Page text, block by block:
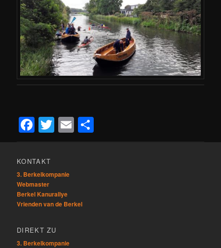
Facebook
Twitter
Email
KONTAKT
3. Berkelkompanie
Webmaster
Berkel Kanurallye
Vrienden van de Berkel
DIREKT ZU
3. Berkelkompanie